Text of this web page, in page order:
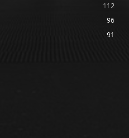
112
96
91